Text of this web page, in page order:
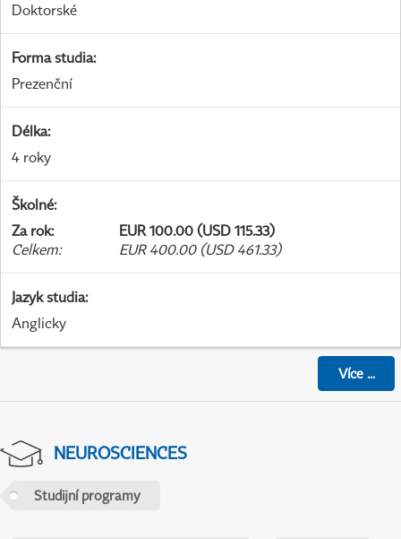
Doktorské
Forma studia:
Prezenční
Délka:
4 roky
Školné:
Za rok:
EUR 100.00 (USD 115.33)
Celkem: EUR 400.00 (USD 461.33)
Jazyk studia:
Anglicky
Více...
NEUROSCIENCES
Studijní programy